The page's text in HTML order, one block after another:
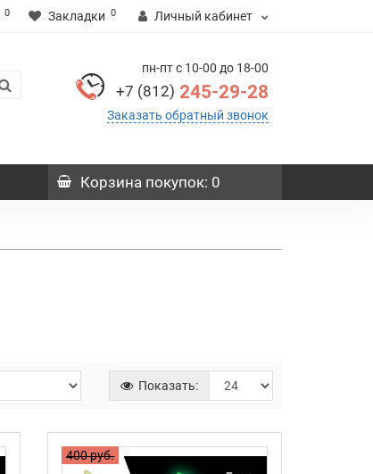
0 Закладки 0 Личный кабинет
пн-пт с 10-00 до 18-00
+7 (812) 245-29-28
Заказать обратный звонок
Корзина покупок: 0
Показать:
400 руб.